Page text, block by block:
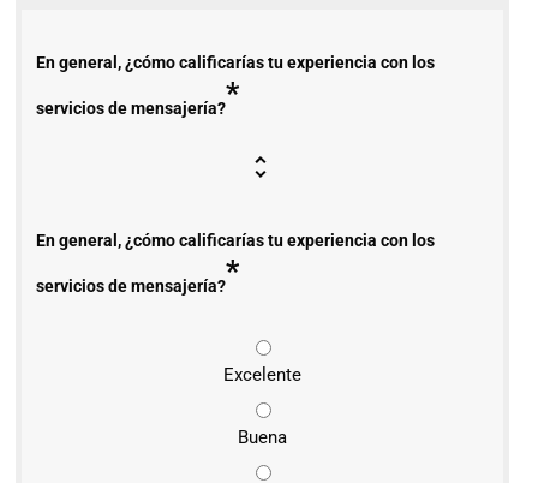
En general, ¿cómo calificarías tu experiencia con los
servicios de mensajería?*
En general, ¿cómo calificarías tu experiencia con los
servicios de mensajería?*
Excelente
Buena